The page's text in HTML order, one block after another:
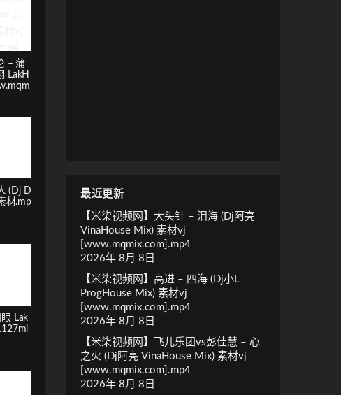
– 蒲
LakH
(Dj D
材.mp
Lak
最近更新
【米柒视频网】大头针 – 泪海 (Dj阿亮
VinaHouse Mix) 素材vj
[www.mqmix.com].mp4
2026年 8月 8日
【米柒视频网】高进 – 四海 (Dj小L
ProgHouse Mix) 素材vj
[www.mqmix.com].mp4
2026年 8月 8日
【米柒视频网】飞儿乐团vs彭佳慧 – 心
之火 (Dj阿亮 VinaHouse Mix) 素材vj
[www.mqmix.com].mp4
2026年 8月 8日